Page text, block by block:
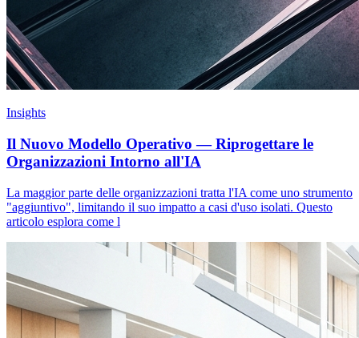
Insights
Il Nuovo Modello Operativo — Riprogettare le
Organizzazioni Intorno all'IA
La maggior parte delle organizzazioni tratta l'IA come uno strumento
"aggiuntivo", limitando il suo impatto a casi d'uso isolati. Questo
articolo esplora come l